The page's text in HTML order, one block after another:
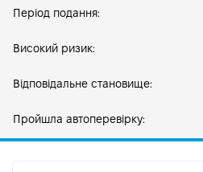
Період подання:
Високий ризик:
Відповідальне становище:
Пройшла автоперевірку: